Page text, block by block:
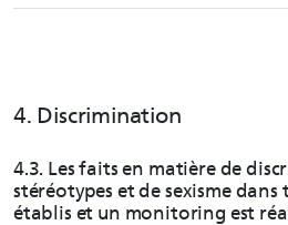
4. Discrimination
4.3. Les faits en matière de
stéréotypes et de sexisme
établis et un monitoring est